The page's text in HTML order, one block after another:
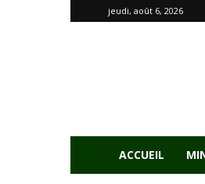
jeudi, août 6, 2026
ACCUEIL